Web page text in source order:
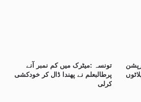
تونسہ :میٹرک میں کم نمبر آنے
پرطالبعلم نے پھندا ڈال کر خودکشی
کرلی
پار، 3 ارب کی 391 پلاٹوں